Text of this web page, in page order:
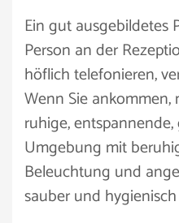
Ein gut ausgebildetes
Person an der
höflich telefonieren,
Wenn Sie
ruhige,
Umgebung mit
Beleuchtung und
sauber und